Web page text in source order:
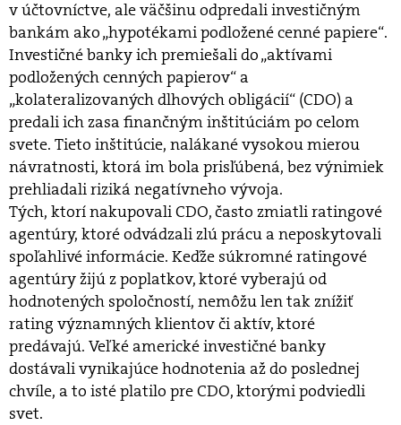
v účtovníctve, ale väčšinu odpredali investičným
bankám ako „hypotékami podložené cenné papiere“.
Investičné banky ich premiešali do „aktívami
podložených cenných papierov“ a
„kolateralizovaných dlhových obligácií“ (CDO) a
predali ich zasa finančným inštitúciám po celom
svete. Tieto inštitúcie, nalákané vysokou mierou
návratnosti, ktorá im bola prisľúbená, bez výnimiek
prehliadali riziká negatívneho vývoja.
Tých, ktorí nakupovali CDO, často zmiatli ratingové
agentúry, ktoré odvádzali zlú prácu a neposkytovali
spoľahlivé informácie. Keďže súkromné ratingové
agentúry žijú z poplatkov, ktoré vyberajú od
hodnotených spoločností, nemôžu len tak znížiť
rating významných klientov či aktív, ktoré
predávajú. Veľké americké investičné banky
dostávali vynikajúce hodnotenia až do poslednej
chvíle, a to isté platilo pre CDO, ktorými podviedli
svet.